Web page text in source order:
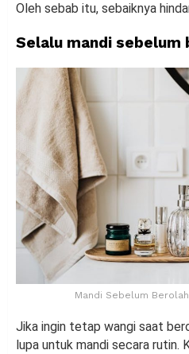
Oleh sebab itu, sebaiknya
Selalu mandi sebelum
Mandi Sebelum
Jika ingin tetap wangi saat
lupa untuk mandi secara rutin.